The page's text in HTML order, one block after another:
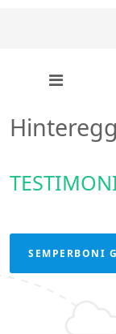
Hinteregg
SEMPERBONI